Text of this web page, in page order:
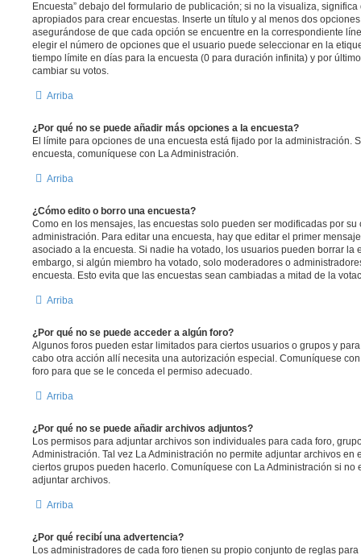
Encuesta” debajo del formulario de publicación; si no la visualiza,
apropiados para crear encuestas. Inserte un título y al menos dos
asegurándose de que cada opción se encuentre en la correspondiente
elegir el número de opciones que el usuario puede seleccionar en la
tiempo límite en días para la encuesta (0 para duración infinita) y por
cambiar su votos.
Arriba
¿Por qué no se puede añadir más opciones a la encuesta?
El límite para opciones de una encuesta está fijado por la administración.
encuesta, comuníquese con La Administración.
Arriba
¿Cómo edito o borro una encuesta?
Como en los mensajes, las encuestas solo pueden ser modificadas por
administración. Para editar una encuesta, hay que editar el primer
asociado a la encuesta. Si nadie ha votado, los usuarios pueden borrar la
embargo, si algún miembro ha votado, solo moderadores o
encuesta. Esto evita que las encuestas sean cambiadas a mitad de la
Arriba
¿Por qué no se puede acceder a algún foro?
Algunos foros pueden estar limitados para ciertos usuarios o grupos y
cabo otra acción allí necesita una autorización especial. Comuníquese
foro para que se le conceda el permiso adecuado.
Arriba
¿Por qué no se puede añadir archivos adjuntos?
Los permisos para adjuntar archivos son individuales para cada foro,
Administración. Tal vez La Administración no permite adjuntar archivos en
ciertos grupos pueden hacerlo. Comuníquese con La Administración si no
adjuntar archivos.
Arriba
¿Por qué recibí una advertencia?
Los administradores de cada foro tienen su propio conjunto de reglas